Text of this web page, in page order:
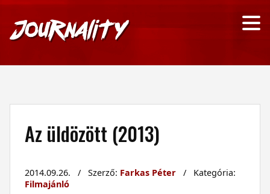
Az üldözött (2013)
2014.09.26. / Szerző: Farkas Péter/ Kategória:
Filmajánló